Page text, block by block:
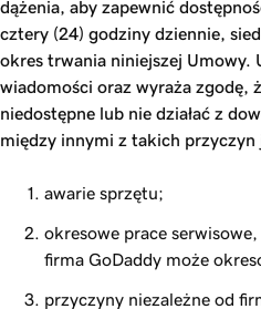
dążenia, aby zapewnić
cztery (24) godziny dziennie,
okres trwania niniejszej
wiadomości oraz wyraża zgodę,
niedostępne lub nie działać z
między innymi z takich przyczyn
awarie sprzętu;
okresowe prace
firma GoDaddy może
przyczyny niezależne od